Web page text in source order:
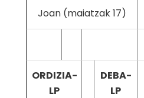
Joan (maiatzak 17)
ORDIZIA-
LP
DEBA-
LP